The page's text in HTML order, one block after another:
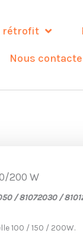
rétrofit
Nous
200 W
/ 81072030/
100 / 150 / 200W.